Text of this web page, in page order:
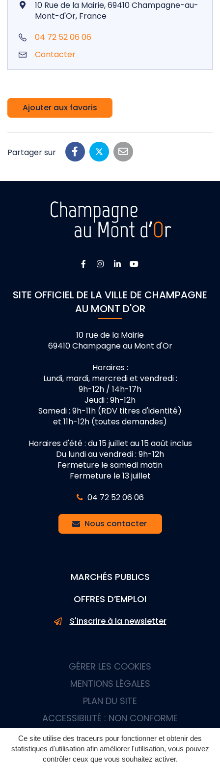
Ce site utilise des traceurs pour fonctionner et obtenir des
statistiques d'utilisation afin améliorer l'utilisation, vous pouvez
contrôler ceux que vous souhaitez activer.
10 Rue de la Mairie, 69410 Champagne-au-
Mont-d'Or, France
04 72 52 06 06
Contacter
Ajouter aux favoris
Partager sur
Lien vers le compte Facebook
Lien vers le compte
Lien vers le compte
SITE OFFICIEL DE LA VILLE DE CHAMPAGNE
AU MONT D'OR
10 rue de la Mairie
69410 Champagne au Mont d'Or
Horaires :
Lundi, mardi, mercredi et vendredi :
9h-12h / 14h-17h
Jeudi : 9h-12h
Samedi : 9h-11h (RDV titres d'identité)
et 11h-12h (toutes demandes)
Horaires d'été : du 15 juillet au 15 août inclus
Du lundi au vendredi : 9h-12h
Fermeture le samedi matin
Fermeture le 13 juillet
04 72 52 06 06
Nous contacter
MARCHÉS PUBLICS
OFFRES D’EMPLOI
S'inscrire à la newsletter
GÉRER LES COOKIES
MENTIONS LÉGALES
PLAN DU SITE
ACCESSIBILITÉ : NON CONFORME